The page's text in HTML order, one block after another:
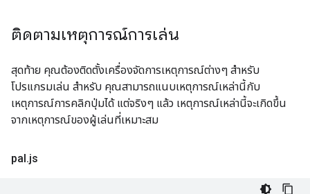
ติดตามเหตุการณ์การเล่น
สุดท้าย คุณต้องติดตั้งเครื่องจัดการเหตุการณ์ต่างๆ สำหรับ
โปรแกรมเล่น สำหรับ คุณสามารถแนบเหตุการณ์เหล่านี้กับ
เหตุการณ์การคลิกปุ่มได้ แต่จริงๆ แล้ว เหตุการณ์เหล่านี้จะเกิดขึ้น
จากเหตุการณ์ของผู้เล่นที่เหมาะสม
pal.js